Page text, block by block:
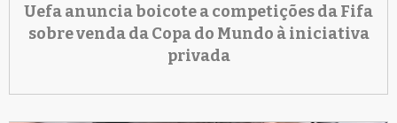
Uefa anuncia boicote a competições da Fifa
sobre venda da Copa do Mundo à iniciativa
privada